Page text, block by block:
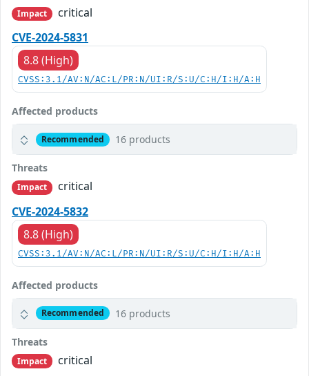
Impact
critical
CVE-2024-5831
8.8 (High)
CVSS:3.1/AV:N/AC:L/PR:N/UI:R/S:U/C:H/I:H/A:H
Affected products
Recommended 16 products
Threats
Impact
critical
CVE-2024-5832
8.8 (High)
CVSS:3.1/AV:N/AC:L/PR:N/UI:R/S:U/C:H/I:H/A:H
Affected products
Recommended 16 products
Threats
Impact
critical